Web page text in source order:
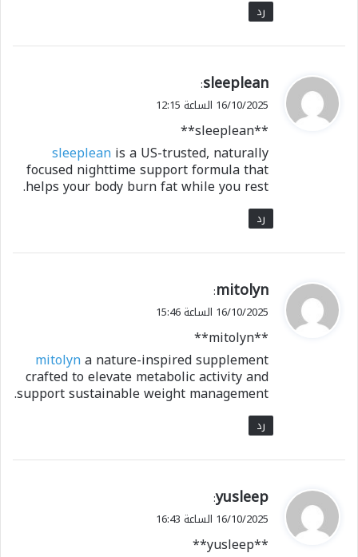
رد
ي
ق
ل
sleeplean
:
16/10/2025 الساعة 12:15
** sleeplean**
sleepleanis a US-trusted, naturally
focused nighttime support formula that
helps your body burn fat while you rest.
رد
ي
ق
ل
mitolyn
:
16/10/2025 الساعة 15:46
** mitolyn**
mitolyna nature-inspired supplement
crafted to elevate metabolic activity and
support sustainable weight management.
رد
ي
ق
ل
yusleep
:
16/10/2025 الساعة 16:43
** yusleep**